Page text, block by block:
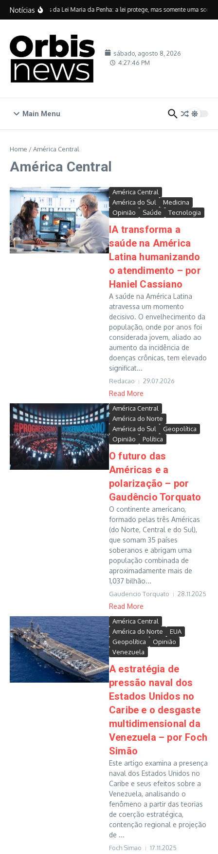
Ir para o conteúdo
Notícias
Vinte anos da Lei Maria da Penha: a lei protege, mas somente uma
sábado, agosto 8, 2026
4:27:47 PM
Main Menu
Home /América Central
América Central
América Central
América do Sul
Medicina
Opinião
Saúde Tecnologia
IA transforma a
saúde na América
Latina humanizando
o atendimento – por
Haniel Cassiano
A saúde na América Latina
atravessa um momento
decisivo. O envelhecimento da
população, onde por anos foi
considerada jovem, aliado ao
aumento da incidência de
doenças crônicas, tem elevado
significat...
Redacao 29.07.2026
Read More
América Central
América do Norte
América do Sul
Geopolítica
Opinião
Política
O futuro das
Américas e a
polarização – por
Gaudêncio Torquato
O continente americano,
formado pelas três Américas
(do Norte, Central e do Sul),
que somam 35 países
soberanos e abrigam uma
população combinada de
aproximadamente mais de
1,037 bilhão...
Gaudencio Torquato 28.11.2025
Read More
América Central
América do Norte
EUA
Geopolítica
Opinião
Venezuela
A estratégia de
pressão naval dos
Estados Unidos no
Caribe e o desgaste
multidimensional da
Venezuela – por Foch
Simão
Este artigo examina a presença
naval dos Estados Unidos no
Caribe e seus efeitos sobre a
Venezuela, analisando o
fenômeno a partir das teorias
de coerção estratégica,
contenção regional e projeção
de ...
Foch Simao 17.11.2025